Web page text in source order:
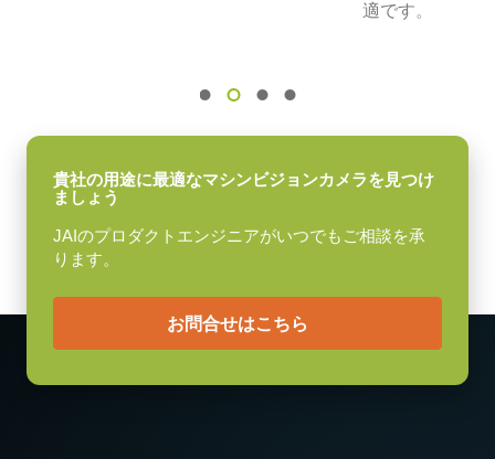
グローバルシャッタ
センサ対角
11.3 mm
センササイズ 横x縦
9.0 x 6.7 mm
外形寸法 高さx幅x奥行
230 g
外形寸法：43(W) ｘ 30(H) ｘ 112（D)mm （突起部除く）
F ( VA-055 F )：6pin仕様
適です。
貴社の用途に最適なマシンビジョンカメラを見つけ
ましょう
JAIのプロダクトエンジニアがいつでもご相談を承
ります。
お問合せはこちら